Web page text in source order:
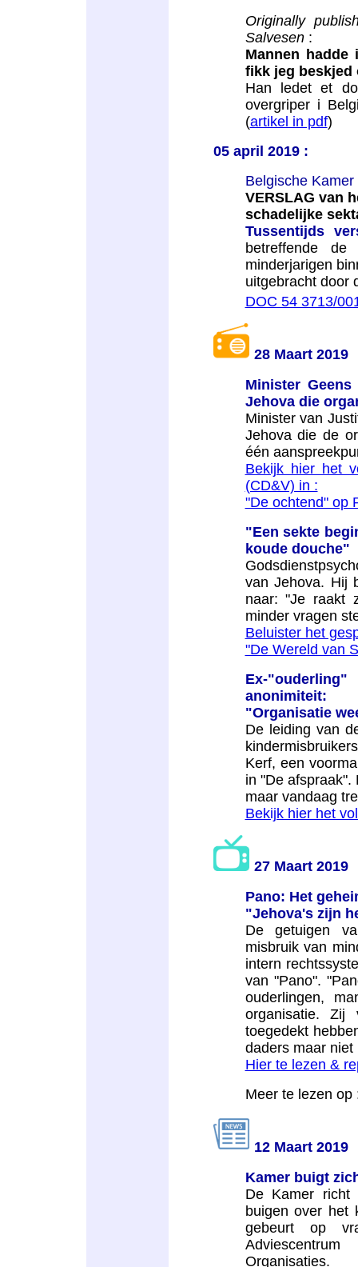
Originally
Salvesen:
Mannen
fikk jeg beskjed
Han ledet et
overgriper i
(artikel in pdf)
05 april 2019 :
Belgische
VERSLAG van
schadelijke
Tussentijds
betreffende
minderjarigen
uitgebracht door
DOC 54 3713/
28 Maart 2019
Minister
Jehova die
Minister van
Jehova die de
één
Bekijk hier het
(CD&V) in :
"De ochtend" op
"Een sekte
koude douche"
van Jehova. Hij
naar: "Je raakt
minder vragen
Beluister het
"De Wereld van
Ex-
anonimiteit:
"Organisatie
De leiding van
Kerf, een
in "De afspraak".
maar vandaag
Bekijk hier het
27 Maart 2019
Pano: Het
"Jehova's zijn
De getuigen
misbruik van
intern
van "Pano".
ouderlingen,
organisatie. Zij
toegedekt
daders maar
Hier te lezen &
Meer te lezen
12 Maart 2019
Kamer buigt
De Kamer richt
buigen over het
gebeurt op
Organisaties.